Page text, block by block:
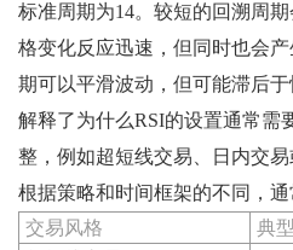
标准周期为14。较短的回溯周
格变化反应迅速，但同时也会
期可以平滑波动，但可能滞后
解释了为什么RSI的设置通常需
整，例如超短线交易、日内交易
根据策略和时间框架的不同，通
交易风格
典